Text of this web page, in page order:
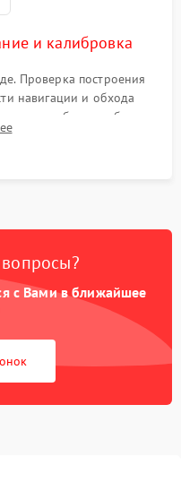
и калибровка
Проверка построения
навигации и обхода
и работы турбины.
на док-станцию и
с Вами в ближайшее